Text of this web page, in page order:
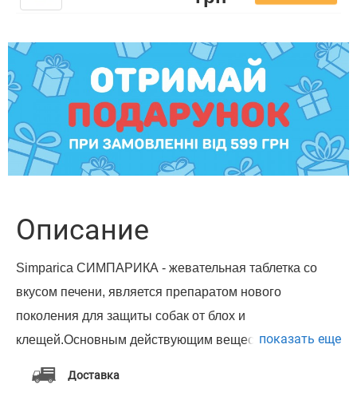
Доставка
Описание
Simparica СИМПАРИКА - жевательная таблетка со
вкусом печени, является препаратом нового
поколения для защиты собак от блох и
клещей.Основным действующим веществом является
для животного. Благодаря своей эффективности уже
показать еще